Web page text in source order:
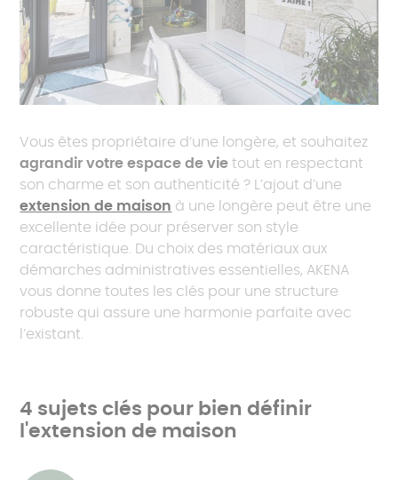
Vous êtes propriétaire d’une longère, et souhaitez
agrandir votre espace de vie tout en respectant
son charme et son authenticité ? L’ajout d’une
extension de maison à une longère peut être une
excellente idée pour préserver son style
caractéristique. Du choix des matériaux aux
démarches administratives essentielles, AKENA
vous donne toutes les clés pour une structure
robuste qui assure une harmonie parfaite avec
l’existant.
4 sujets clés pour bien définir
l'extension de maison